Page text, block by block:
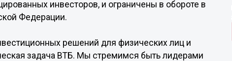
инвесторов, и ограничены в обороте в
Федерации.
решений для физических лиц и
задача ВТБ. Мы стремимся быть лидерами